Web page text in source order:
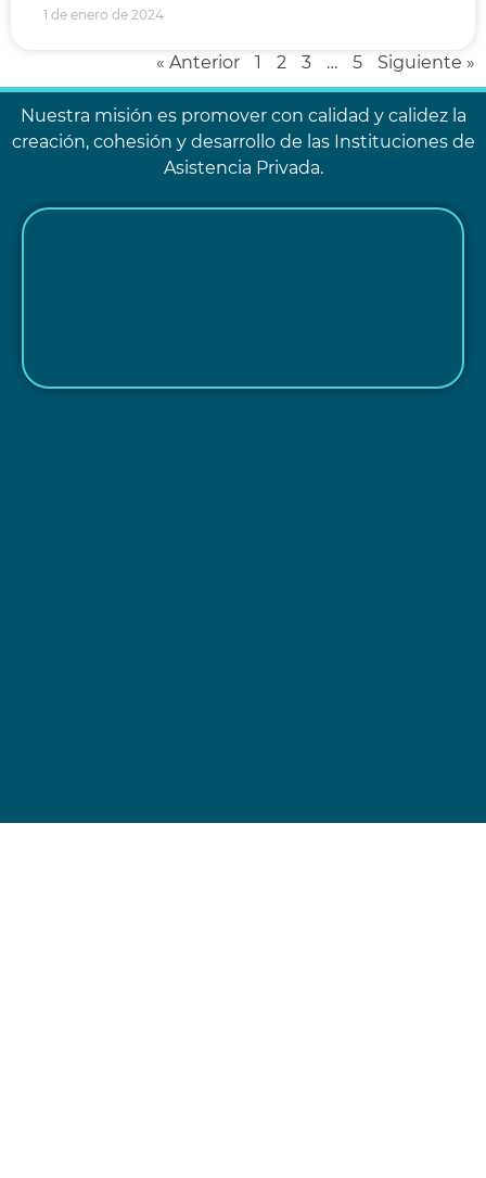
1 de enero de 2024
« Anterior 1 2 3 … 5 Siguiente »
Nuestra misión es promover con calidad y calidez la
creación, cohesión y desarrollo de las Instituciones de
Asistencia Privada.